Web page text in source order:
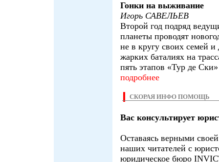
Гонки на выживание
Игорь САВЕЛЬЕВ
Второй год подряд
планеты проводят
не в кругу своих семей и
жарких баталиях на
пять этапов «Тур де
подробнее
СКОРАЯ ИНФО ПОМОЩЬ
Вас консультирует
Оставаясь верными
наших читателей с
юридическое бюро